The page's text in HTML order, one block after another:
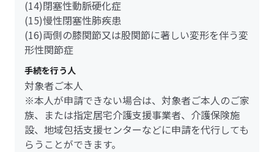
(14)閉塞性動脈硬化症
(15)慢性閉塞性肺疾患
(16)両側の膝関節又は股関節に著しい変形を伴う変
形性関節症
手続を行う人
対象者ご本人
※本人が申請できない場合は、対象者ご本人のご家
族、または指定居宅介護支援事業者、介護保険施
設、地域包括支援センターなどに申請を代行しても
らうことができます。